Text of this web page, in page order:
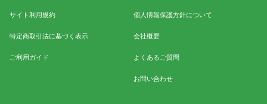
サイト利用規約
特定商取引法に基づく表示
ご利用ガイド
個人情報保護方針について
会社概要
よくあるご質問
お問い合わせ